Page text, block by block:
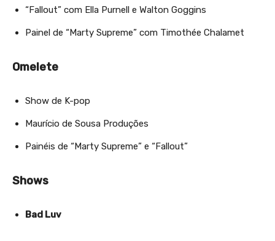
“Fallout” com Ella Purnell e Walton Goggins
Painel de “Marty Supreme” com Timothée Chalamet
Omelete
Show de K-pop
Maurício de Sousa Produções
Painéis de “Marty Supreme” e “Fallout”
Shows
Bad Luv